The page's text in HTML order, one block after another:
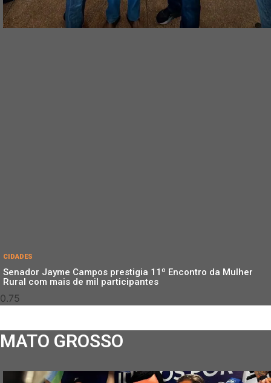
CIDADES
Senador Jayme Campos prestigia 11º Encontro da Mulher
Rural com mais de mil participantes
MATO GROSSO